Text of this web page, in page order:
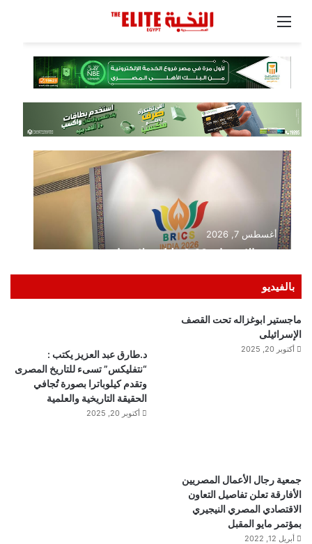
بالفيديو
ماجستير ابوغزاله تحت القصف
الإسرائيلى
أكتوبر 20, 2025
د.طارق عبد العزيز يكتب :
“نتفليكس” تسىء للتاريخ المصرى
وتقدم كيلوباترا بصورة تُجافي
الحقيقة التاريخية والعلمية
أكتوبر 20, 2025
جمعية رجال الأعمال المصريين
الأفارقة تعلن تفاصيل التعاون
الاقتصادي المصري النيجيري
بمؤتمر مايو المقبل
أبريل 12, 2022